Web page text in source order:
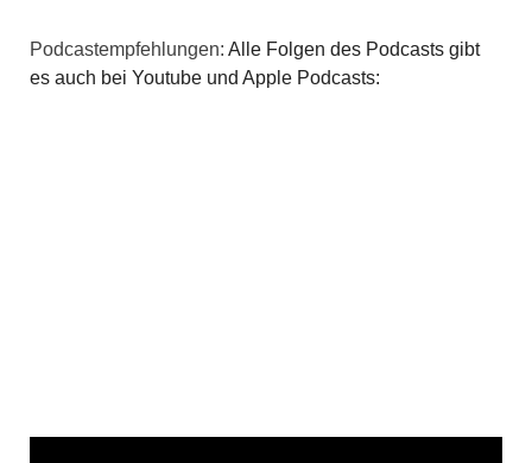
Podcastempfehlungen: Alle Folgen des Podcasts gibt
es auch bei Youtube und Apple Podcasts: